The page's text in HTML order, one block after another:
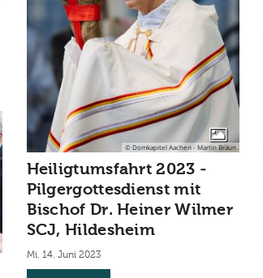
© Domkapitel Aachen - Martin Braun
Heiligtumsfahrt 2023 -
Pilgergottesdienst mit
Bischof Dr. Heiner Wilmer
SCJ, Hildesheim
Mi. 14. Juni 2023